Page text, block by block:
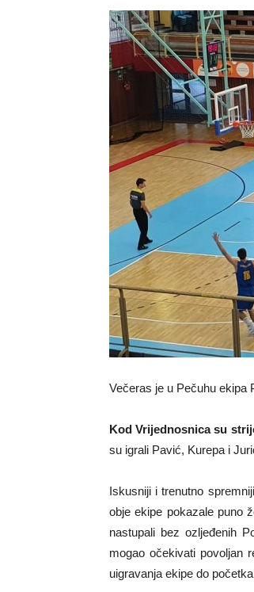
Večeras je u Pečuhu ekipa
Kod Vrijednosnica su
su igrali Pavić, Kurepa i
Iskusniji i trenutno
obje ekipe pokazale puno
nastupali bez ozljeđenih
mogao očekivati povoljan
uigravanja ekipe do